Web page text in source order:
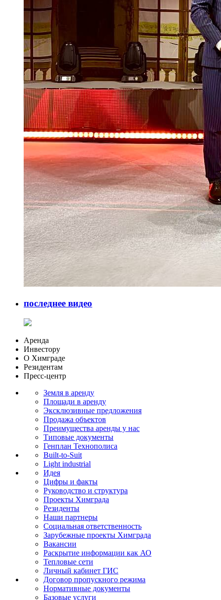
последнее видео
Аренда
Инвестору
О Химграде
Резидентам
Пресс-центр
Земля в аренду
Площади в аренду
Эксклюзивные предложения
Продажа объектов
Преимущества аренды у нас
Типовые документы
Генплан Технополиса
Built-to-Suit
Light industrial
Идея
Цифры и факты
Руководство и структура
Проекты Химграда
Резиденты
Наши партнеры
Социальная ответственность
Зарубежные проекты Химграда
Вакансии
Раскрытие информации как АО
Тепловые сети
Личный кабинет ГИС
Договор пропускного режима
Нормативные документы
Базовые услуги